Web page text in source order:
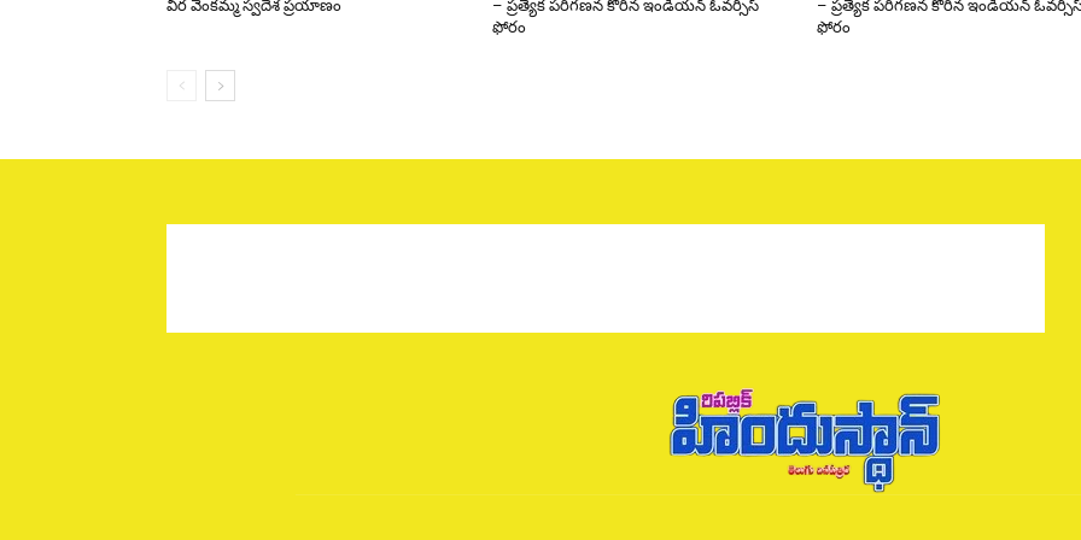
వీర వెంకమ్మ స్వదేశ ప్రయాణం
– ప్రత్యేక పరిగణన కోరిన ఇండియన్ ఓవర్సీస్
ఫోరం
– ప్రత్యేక పరిగణన కోరిన ఇండియన్
ఫోరం